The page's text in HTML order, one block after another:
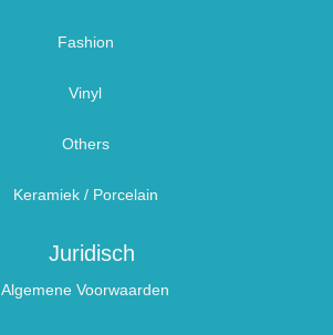
Fashion
Vinyl
Others
Keramiek / Porcelain
Juridisch
Algemene Voorwaarden